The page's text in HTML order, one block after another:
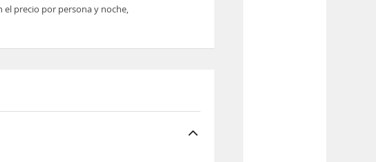
precio por persona y noche,